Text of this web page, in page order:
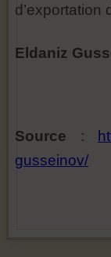
d’exportation
Eldaniz
Source :
gusseinov/